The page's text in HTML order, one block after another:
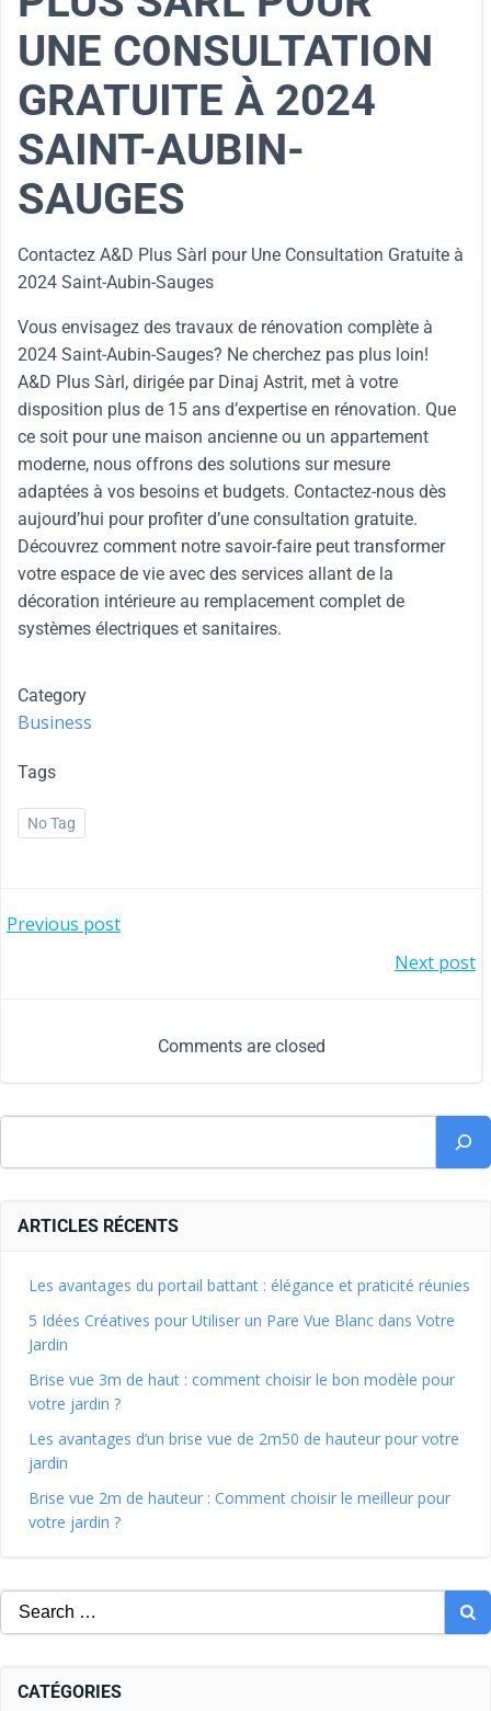
UNE CONSULTATION
GRATUITE À 2024
SAINT-AUBIN-
SAUGES
Contactez A&D Plus Sàrl pour Une Consultation Gratuite à
2024 Saint-Aubin-Sauges
Vous envisagez des travaux de rénovation complète à
2024 Saint-Aubin-Sauges? Ne cherchez pas plus loin!
A&D Plus Sàrl, dirigée par Dinaj Astrit, met à votre
disposition plus de 15 ans d’expertise en rénovation. Que
ce soit pour une maison ancienne ou un appartement
moderne, nous offrons des solutions sur mesure
adaptées à vos besoins et budgets. Contactez-nous dès
aujourd’hui pour profiter d’une consultation gratuite.
Découvrez comment notre savoir-faire peut transformer
votre espace de vie avec des services allant de la
décoration intérieure au remplacement complet de
systèmes électriques et sanitaires.
Category
Business
Tags
No Tag
Previous post
Next post
Comments are closed
ARTICLES RÉCENTS
Les avantages du portail battant : élégance et praticité réunies
5 Idées Créatives pour Utiliser un Pare Vue Blanc dans Votre
Jardin
Brise vue 3m de haut : comment choisir le bon modèle pour
votre jardin ?
Les avantages d’un brise vue de 2m50 de hauteur pour votre
jardin
Brise vue 2m de hauteur : Comment choisir le meilleur pour
votre jardin ?
CATÉGORIES